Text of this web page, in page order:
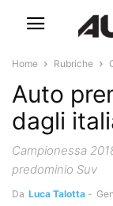
Home Rubriche
Auto
dagli
Campionessa
predominio Suv
Da Luca Talotta -